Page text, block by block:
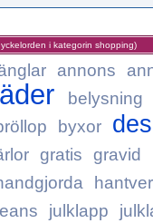
i kategorin shopping)
annons
belysning
byxor
gratis gravid
julklapp